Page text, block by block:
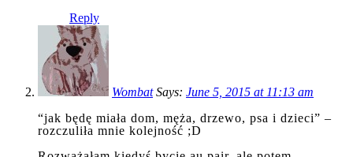
Reply
WombatSays: June 5, 2015 at 11:13 am
“jak będę miała dom, męża, drzewo, psa i dzieci” –
rozczuliła mnie kolejność ;D